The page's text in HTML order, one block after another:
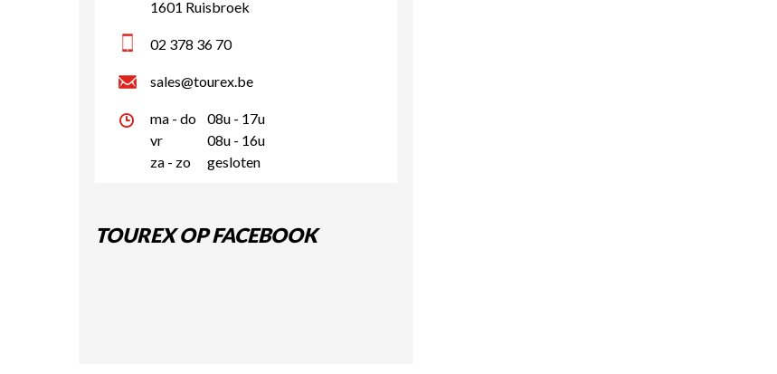
1601 Ruisbroek
02 378 36 70
sales@tourex.be
ma - do
08u - 17u
vr
08u - 16u
za - zo
gesloten
TOUREX OP FACEBOOK